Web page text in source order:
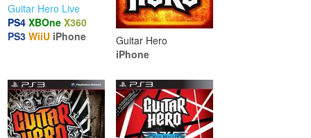
Guitar Hero Live
PS4 XBOne X360
PS3 WiiU iPhone
Guitar Hero
iPhone